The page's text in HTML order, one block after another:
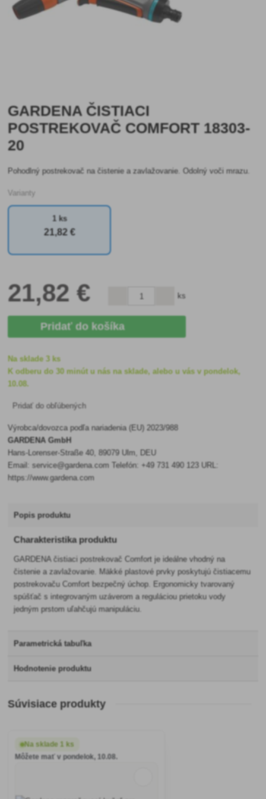
GARDENA ČISTIACI
POSTREKOVAČ COMFORT 18303-
20
Pohodlný postrekovač na čistenie a zavlažovanie. Odolný voči mrazu.
Varianty
1 ks
21,82 €
21,82 € ks
Pridať do košíka
Na sklade 3 ks
K odberu do 30 minút u nás na sklade, alebo u vás v pondelok,
10.08.
Pridať do obľúbených
Výrobca/dovozca podľa nariadenia (EU) 2023/988
GARDENA GmbH
Hans-Lorenser-Straße 40, 89079 Ulm, DEU
Email: service@gardena.com Telefón: +49 731 490 123 URL:
https://www.gardena.com
Popis produktu
Charakteristika produktu
GARDENA čistiaci postrekovač Comfort je ideálne vhodný na
čistenie a zavlažovanie. Mäkké plastové prvky poskytujú čistiacemu
postrekovaču Comfort bezpečný úchop. Ergonomicky tvarovaný
spúšťač s integrovaným uzáverom a reguláciou prietoku vody
jedným prstom uľahčujú manipuláciu.
Parametrická tabuľka
Hodnotenie produktu
Súvisiace produkty
Na sklade 1 ks
Môžete mať v pondelok, 10.08.